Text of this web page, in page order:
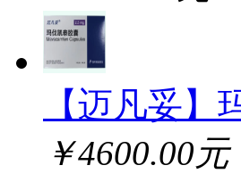
【迈凡妥】
￥4600.00元